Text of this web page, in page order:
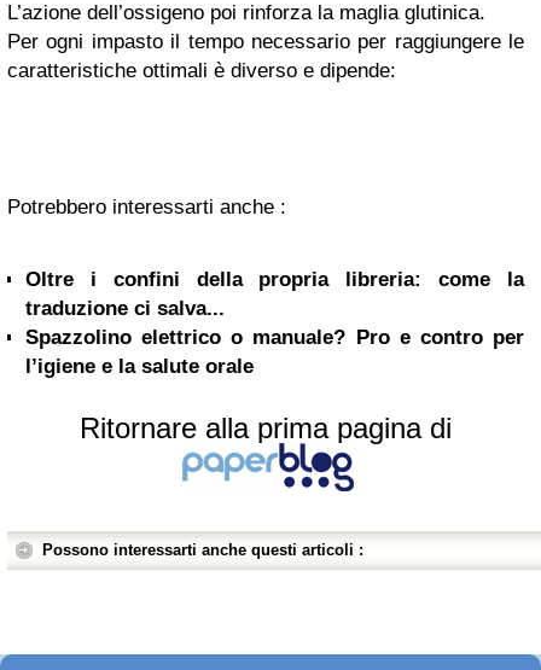
L’azione dell’ossigeno poi rinforza la maglia glutinica.
Per ogni impasto il tempo necessario per raggiungere le
caratteristiche ottimali è diverso e dipende:
Potrebbero interessarti anche :
Oltre i confini della propria libreria: come la
traduzione ci salva...
Spazzolino elettrico o manuale? Pro e contro per
l’igiene e la salute orale
Ritornare alla prima pagina di
Possono interessarti anche questi articoli :